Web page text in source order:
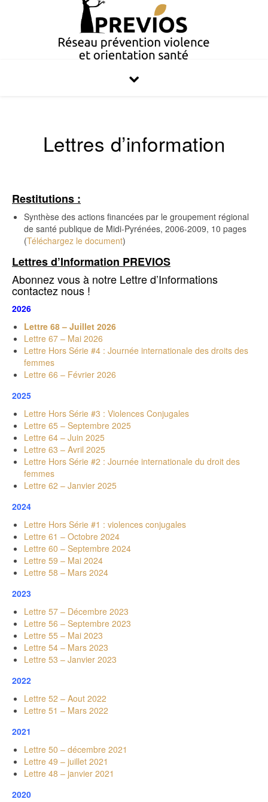
Lettres d’information
Restitutions :
Synthèse des actions financées par le groupement régional
de santé publique de Midi-Pyrénées, 2006-2009, 10 pages
(Téléchargez le document)
Lettres d’Information PREVIOS
Abonnez vous à notre Lettre d’Informations
contactez nous !
2026
Lettre 68 – Juillet 2026
Lettre 67 – Mai 2026
Lettre Hors Série #4 : Journée internationale des droits des
femmes
Lettre 66 – Février 2026
2025
Lettre Hors Série #3 : Violences Conjugales
Lettre 65 – Septembre 2025
Lettre 64 – Juin 2025
Lettre 63 – Avril 2025
Lettre Hors Série #2 : Journée internationale du droit des
femmes
Lettre 62 – Janvier 2025
2024
Lettre Hors Série #1 : violences conjugales
Lettre 61 – Octobre 2024
Lettre 60 – Septembre 2024
Lettre 59 – Mai 2024
Lettre 58 – Mars 2024
2023
Lettre 57 – Décembre 2023
Lettre 56 – Septembre 2023
Lettre 55 – Mai 2023
Lettre 54 – Mars 2023
Lettre 53 – Janvier 2023
2022
Lettre 52 – Aout 2022
Lettre 51 – Mars 2022
2021
Lettre 50 – décembre 2021
Lettre 49 – juillet 2021
Lettre 48 – janvier 2021
2020